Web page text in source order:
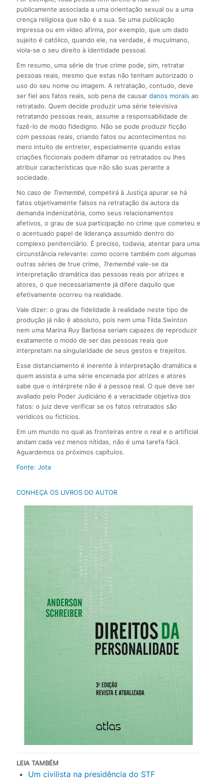
publicamente associada a uma orientação sexual ou a uma
crença religiosa que não é a sua. Se uma publicação
impressa ou em vídeo afirma, por exemplo, que um dado
sujeito é católico, quando ele, na verdade, é muçulmano,
viola-se o seu direito à identidade pessoal.
Em resumo, uma série de true crime pode, sim, retratar
pessoas reais, mesmo que estas não tenham autorizado o
uso do seu nome ou imagem. A retratação, contudo, deve
ser fiel aos fatos reais, sob pena de causar danos morais ao
retratado. Quem decide produzir uma série televisiva
retratando pessoas reais, assume a responsabilidade de
fazê-lo de modo fidedigno. Não se pode produzir ficção
com pessoas reais, criando fatos ou acontecimentos no
mero intuito de entreter, especialmente quando estas
criações ficcionais podem difamar os retratados ou lhes
atribuir características que não são suas perante a
sociedade.
No caso de Tremembé, competirá à Justiça apurar se há
fatos objetivamente falsos na retratação da autora da
demanda indenizatória, como seus relacionamentos
afetivos, o grau de sua participação no crime que cometeu e
o acentuado papel de liderança assumido dentro do
complexo penitenciário. É preciso, todavia, atentar para uma
circunstância relevante: como ocorre também com algumas
outras séries de true crime, Tremembévale-se da
interpretação dramática das pessoas reais por atrizes e
atores, o que necessariamente já difere daquilo que
efetivamente ocorreu na realidade.
Vale dizer: o grau de fidelidade à realidade neste tipo de
produção já não é absoluto, pois nem uma Tilda Swinton
nem uma Marina Ruy Barbosa seriam capazes de reproduzir
exatamente o modo de ser das pessoas reais que
interpretam na singularidade de seus gestos e trejeitos.
Esse distanciamento é inerente à interpretação dramática e
quem assista a uma série encenada por atrizes e atores
sabe que o intérprete não é a pessoa real. O que deve ser
avaliado pelo Poder Judiciário é a veracidade objetiva dos
fatos: o juiz deve verificar se os fatos retratados são
verídicos ou fictícios.
Em um mundo no qual as fronteiras entre o real e o artificial
andam cada vez menos nítidas, não é uma tarefa fácil.
Aguardemos os próximos capítulos.
Fonte: Jota
CONHEÇA OS LIVROS DO AUTOR
LEIA TAMBÉM
Um civilista na presidência do STF